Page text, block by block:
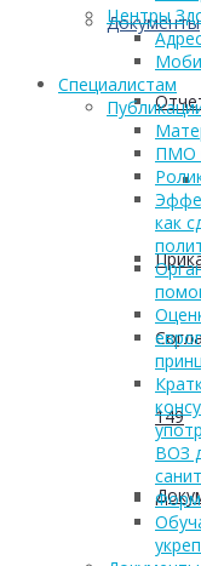
Документы
149
Центры
Cпециалистам
ПМО
как
ВОЗ